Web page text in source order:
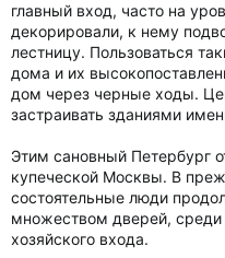
главный вход, часто на
декорировали, к нему
лестницу. Пользоваться
дома и их
дом через черные ходы.
застраивать зданиями
Этим сановный Петербург
купеческой Москвы. В
состоятельные люди
множеством дверей, среди
хозяйского входа.